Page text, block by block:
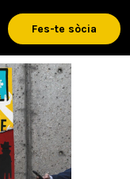
Fes-te sòcia